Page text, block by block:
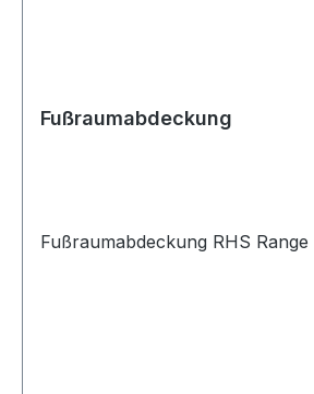
Fußraumabdeckung